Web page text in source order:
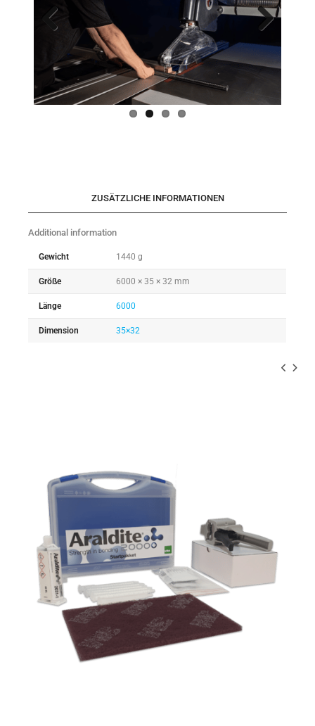
Next
ZUSÄTZLICHE INFORMATIONEN
Additional information
Gewicht 1440 g
Größe 6000 × 35 × 32 mm
Länge 6000
Dimension 35×32